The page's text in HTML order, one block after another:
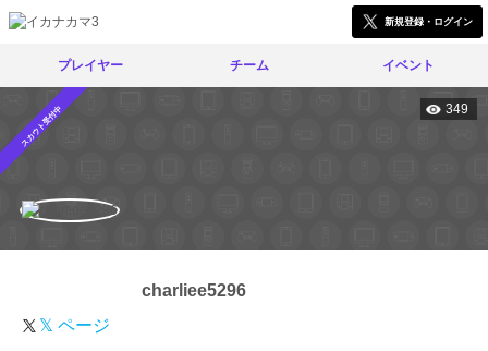
新規登録・ログイン
プレイヤー チーム イベント
スカウト受付中 349
charliee5296
𝕏 ページ